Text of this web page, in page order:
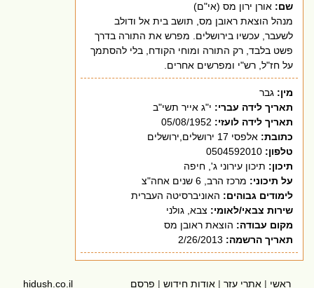
שם: אורן ירון מס (אי"ם)
מנהל הוצאת ראובן מס, תושב בית אל ודולב
לשעבר, עכשיו בירושלים. מפרש את התורה בדרך
פשט בלבד, רק התורה ומוחי הקודח, בלי להסתמך
על חז"ל, רש"י ומפרשים אחרים.
מין: גבר
תאריך לידה עברי: י"ג אייר תשי"ב
תאריך לידה לועזי:
כתובת: אלפסי 17 ירושלים,ירושלים
טלפון:
תיכון: תיכון עירוני ג', חיפה
על תיכוני: מרכז הרב, 6 שנים אחה"צ
לימודים גבוהים: האוניברסיטה העברית
שירות צבאי/לאומי: צבא, גולני
מקום עבודה: הוצאת ראובן מס
תאריך הרשמה: 2/26/2013
ראשי | אתרי עזר | אודות חידוש | פרסם hidush.co.il